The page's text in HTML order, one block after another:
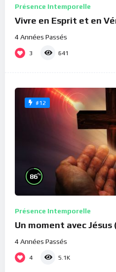
Présence Intemporelle
Vivre en Esprit et en
4 Années Passés
3 641
#12
86%
Présence Intemporelle
Un moment avec
4 Années Passés
4 5.1K